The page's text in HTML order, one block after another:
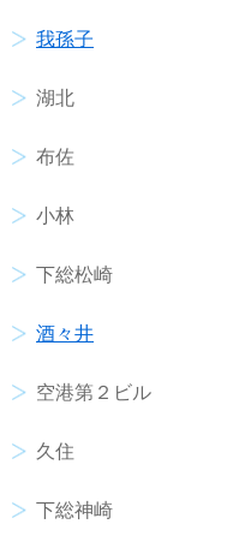
我孫子
湖北
布佐
小林
下総松崎
酒々井
空港第２ビル
久住
下総神崎